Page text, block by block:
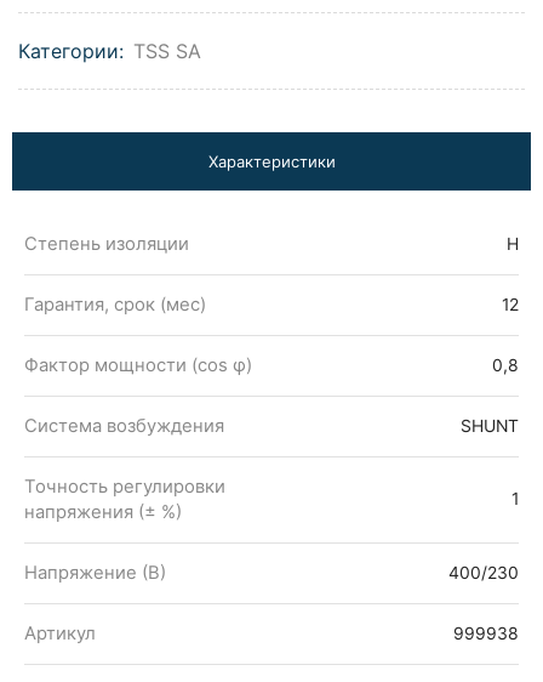
Категории: TSS SA
Характеристики
Степень изоляции Н
Гарантия, срок (мес) 12
Фактор мощности (cos φ) 0,8
Система возбуждения SHUNT
Точность регулировки
напряжения (± %)
1
Напряжение (В) 400/230
Артикул 999938